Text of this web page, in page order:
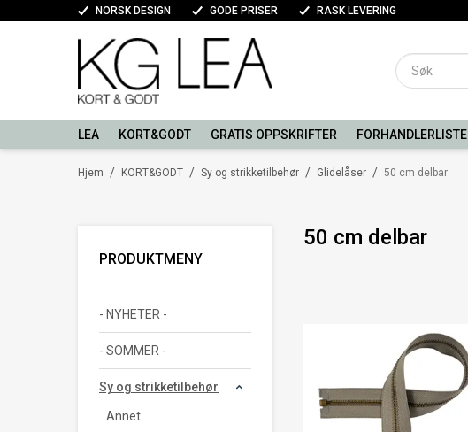
NORSK DESIGN GODE PRISER RASK LEVERING
LEA KORT&GODT GRATIS OPPSKRIFTER FORHANDLERLISTE
/
Hjem /
KORT&GODT /
Sy og strikketilbehør /
Glidelåser 50 cm delbar
PRODUKTMENY
- NYHETER -
- SOMMER -
Sy og strikketilbehør
Annet
50 cm delbar